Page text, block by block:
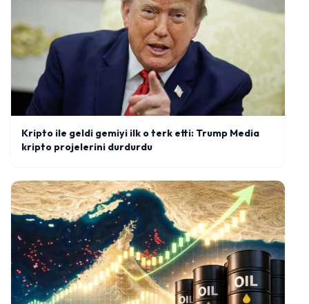
Kripto ile geldi gemiyi ilk o terk etti: Trump Media
kripto projelerini durdurdu